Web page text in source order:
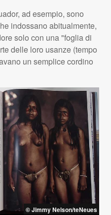
ad esempio, sono
indossano abitualmente,
solo con una "foglia di
delle loro usanze (tempo
un semplice cordino
© Jimmy Nelson/teNeues